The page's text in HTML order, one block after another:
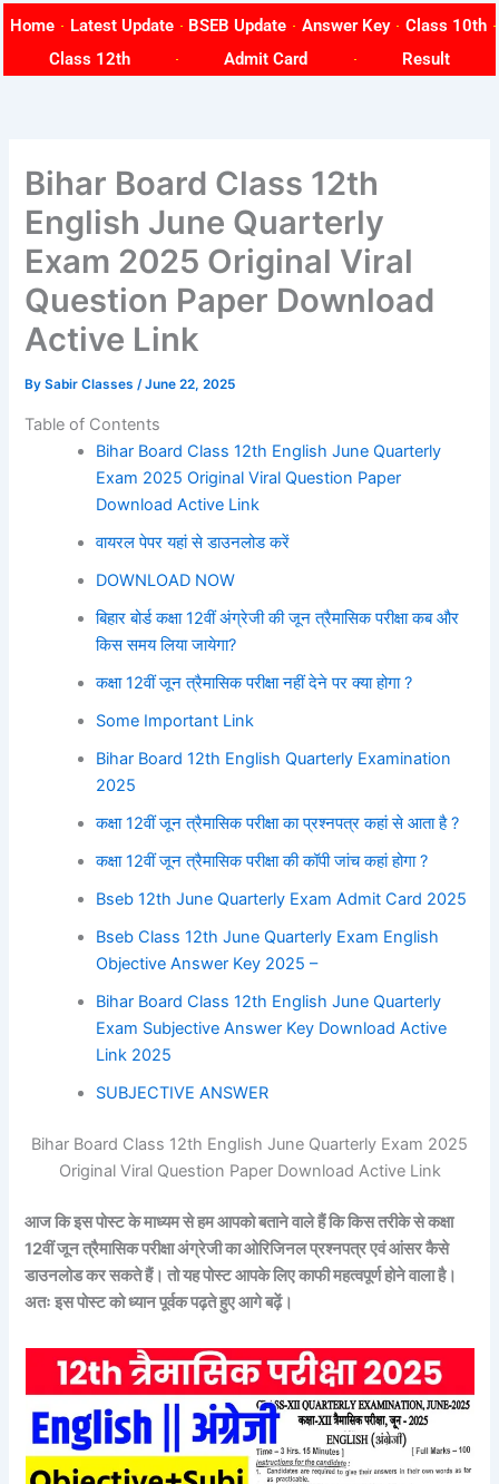
content
Home Latest Update BSEB Update Answer Key
Class 10th
Class 12th
Admit Card Result
Bihar Board Class 12th
English June Quarterly
Exam 2025 Original Viral
Question Paper Download
Active Link
BySabir Classes/June 22, 2025
Table of Contents
Bihar Board Class 12th English June Quarterly
Exam 2025 Original Viral Question Paper
Download Active Link
वायरल पेपर यहां से डाउनलोड करें
DOWNLOAD NOW
बिहार बोर्ड कक्षा 12वीं अंग्रेजी की जून त्रैमासिक परीक्षा कब और
किस समय लिया जायेगा?
कक्षा 12वीं जून त्रैमासिक परीक्षा नहीं देने पर क्या होगा ?
Some Important Link
Bihar Board 12th English Quarterly Examination
2025
कक्षा 12वीं जून त्रैमासिक परीक्षा का प्रश्नपत्र कहां से आता है ?
कक्षा 12वीं जून त्रैमासिक परीक्षा की कॉपी जांच कहां होगा ?
Bseb 12th June Quarterly Exam Admit Card 2025
Bseb Class 12th June Quarterly Exam English
Objective Answer Key 2025 –
Bihar Board Class 12th English June Quarterly
Exam Subjective Answer Key Download Active
Link 2025
SUBJECTIVE ANSWER
Bihar Board Class 12th English June Quarterly Exam 2025
Original Viral Question Paper Download Active Link
आज कि इस पोस्ट के माध्यम से हम आपको बताने वाले हैं कि किस तरीके से कक्षा
12वीं जून त्रैमासिक परीक्षाअंग्रेजीका ओरिजिनल प्रश्नपत्र एवं आंसर कैसे
डाउनलोड कर सकते हैं। तो यह पोस्ट आपके लिए काफी महत्वपूर्ण होने वाला है।
अतः इस पोस्ट को ध्यान पूर्वक पढ़ते हुए आगे बढ़ें।